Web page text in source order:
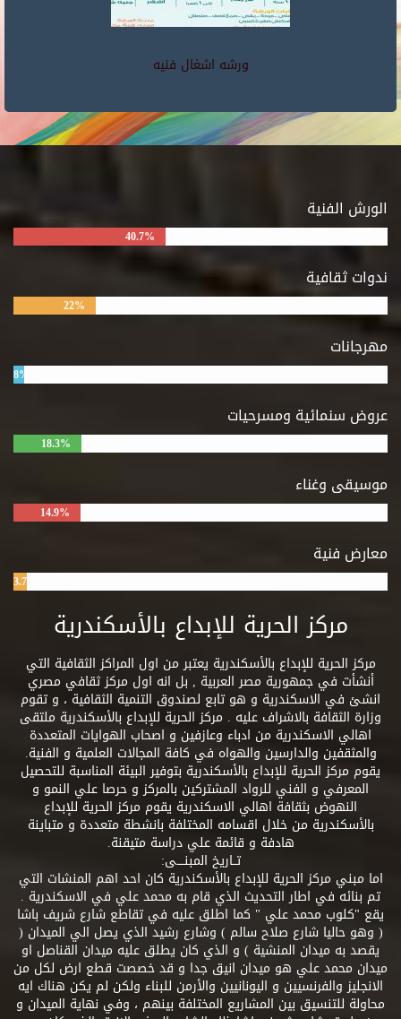
ورشه اشغال فنيه
الورش الفنية
40.7%
ندوات ثقافية
22%
مهرجانات
8%
عروض سنمائية ومسرحيات
18.3%
موسيقى وغناء
14.9%
معارض فنية
3.7%
مركز الحرية للإبداع بالأسكندرية
مركز الحرية للإبداع بالأسكندرية يعتبر من اول المراكز الثقافية التي
أنشأت في جمهورية مصر العربية , بل انه اول مركز ثقافي مصري
انشئ في الاسكندرية و هو تابع لصندوق التنمية الثقافية ، و تقوم
وزارة الثقافة بالاشراف عليه . مركز الحرية للإبداع بالأسكندرية ملتقى
اهالي الاسكندرية من ادباء وعازفين و اصحاب الهوايات المتعددة
والمثقفين والدارسين والهواه في كافة المجالات العلمية و الفنية.
يقوم مركز الحرية للإبداع بالأسكندرية بتوفير البيئة المناسبة للتحصيل
المعرفي و الفني للرواد المشتركين بالمركز و حرصا علي النمو و
النهوض بثقافة اهالي الاسكندرية يقوم مركز الحرية للإبداع
بالأسكندرية من خلال اقسامه المختلفة بانشطة متعددة و متباينة
هادفة و قائمة علي دراسة متيقنة.
تــاريخ المبنــــى:
اما مبني مركز الحرية للإبداع بالأسكندرية كان احد اهم المنشات التي
تم بنائه في اطار التحديث الذي قام به محمد علي في الاسكندرية .
يقع "كلوب محمد علي " كما اطلق عليه في تقاطع شارع شريف باشا
( وهو حاليا شارع صلاح سالم ) وشارع رشيد الذي يصل الي الميدان (
يقصد به ميدان المنشية ) و الذي كان يطلق عليه ميدان القناصل او
ميدان محمد علي هو ميدان انيق جدا و قد خصصت قطع ارض لكل من
الانجليز والفرنسيين و اليونانيين والأرمن للبناء ولكن لم يكن هناك ايه
محاولة للتنسيق بين المشاريع المختلفة بينهم ، وفي نهاية الميدان و